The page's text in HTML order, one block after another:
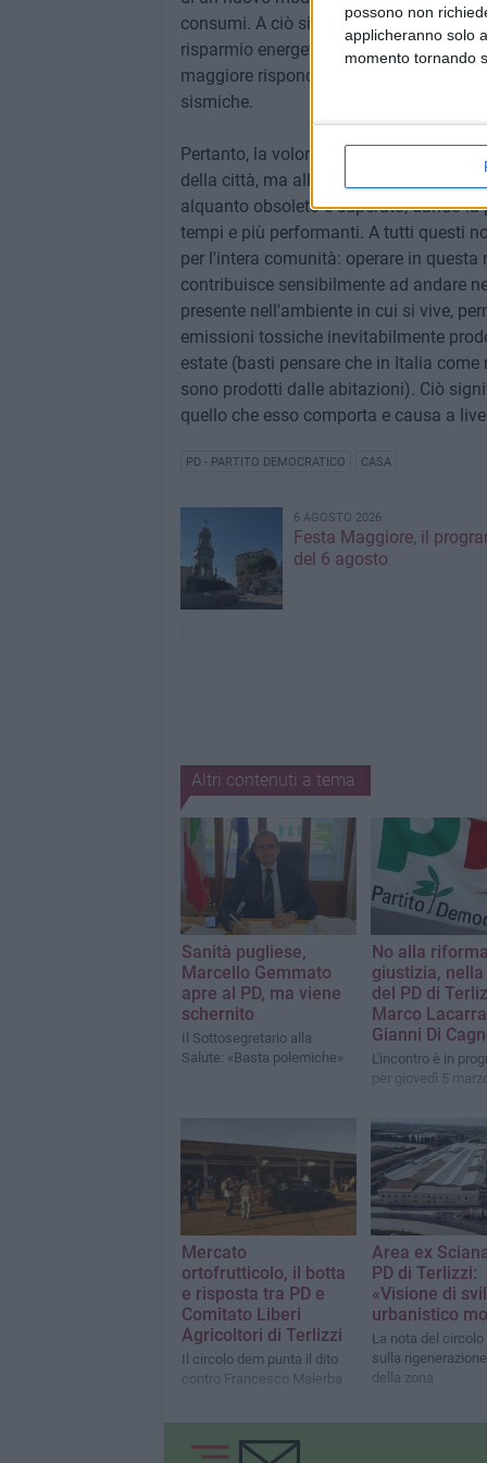
possono non
applicheranno solo
momento tornando
consumi. A ciò si aggiunge che, in
risparmio energetico già enunciati, il
maggiore rispondenza e resistenza del
sismiche.
Pertanto, la volontà e il fine del Partito
della città, ma allo stesso tempo
alquanto obsoleto e superato, dando
tempi e più performanti. A tutti questi
per l'intera comunità: operare in
contribuisce sensibilmente ad andare
presente nell'ambiente in cui si vive,
emissioni tossiche inevitabilmente
estate (basti pensare che in Italia
sono prodotti dalle abitazioni). Ciò
quello che esso comporta e causa a
PD - PARTITO DEMOCRATICO CASA
6 AGOSTO 2026
Festa Maggiore, il
del 6 agosto
Altri contenuti a tema
Sanità pugliese,
Marcello Gemmato
apre al PD, ma viene
schernito
Il Sottosegretario alla
Salute: «Basta polemiche»
No alla riforma
giustizia, nella
del PD di
Marco
Gianni Di
L'incontro è in
per giovedì 5
Mercato
ortofrutticolo, il botta
e risposta tra PD e
Comitato Liberi
Agricoltori di Terlizzi
Il circolo dem punta il dito
contro Francesco Malerba
Area ex
PD di Terlizzi:
«Visione di
urbanistico
La nota del circolo
sulla
della zona